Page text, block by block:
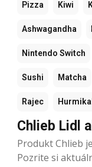
Pizza Kiwi
Ashwagandha
Nintendo Switch
Sushi Matcha
Rajec
Chlieb Lidl
Produkt Chlieb
Pozrite si